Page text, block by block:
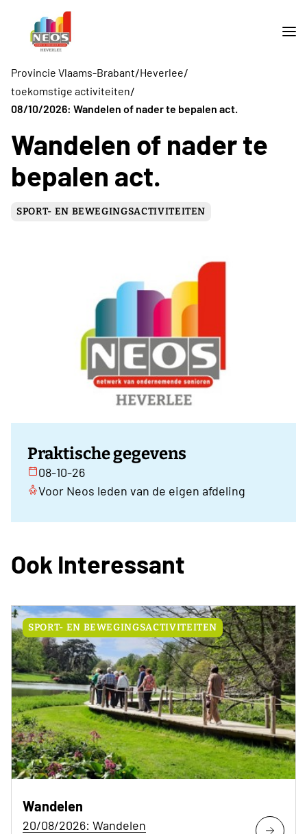
Provincie Vlaams-Brabant/Heverlee/
toekomstige activiteiten/
08/10/2026: Wandelen of nader te bepalen act.
Wandelen of nader te
bepalen act.
SPORT- EN BEWEGINGSACTIVITEITEN
Praktische gegevens
08-10-26
Voor Neos leden van de eigen afdeling
Ook Interessant
SPORT- EN BEWEGINGSACTIVITEITEN
Wandelen
20/08/2026: Wandelen